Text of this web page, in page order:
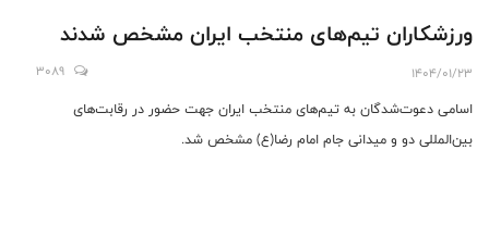
ورزشکاران تیم‌های منتخب ایران مشخص شدند
1404/01/23
3089
اسامی دعوت‌شدگان به تیم‌های منتخب ایران جهت حضور در رقابت‌های
بین‌المللی دو و میدانی جام امام رضا(ع) مشخص شد.